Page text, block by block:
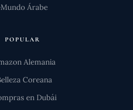
Mundo Árabe
POPULAR
Alemania
Coreana
en Dubái